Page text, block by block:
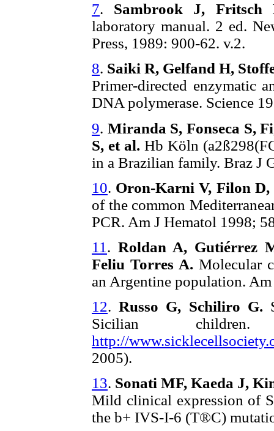
7. Sambrook J, Fritsch
laboratory manual. 2 ed.
Press, 1989: 900-62. v.2.
8. Saiki R, Gelfand H,
Primer-directed enzymatic
DNA polymerase. Science
9. Miranda S, Fonseca S,
S, et al. Hb Köln
in a Brazilian family. Braz J
10. Oron-Karni V, Filon D,
of the common
PCR. Am J Hematol 1998;
11 . Roldan A, Gutiérrez
Feliu Torres A. Molecular
an Argentine population.
12. Russo G, Schiliro G.
Sicilian
http://
2005).
13. Sonati MF, Kaeda J,
Mild clinical expression of
the b+ IVS-I-6 (T®C)